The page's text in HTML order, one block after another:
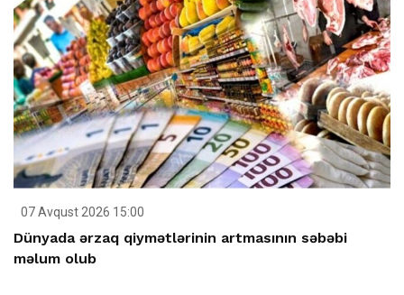
07 Avqust 2026 15:00
Dünyada ərzaq qiymətlərinin artmasının səbəbi
məlum olub